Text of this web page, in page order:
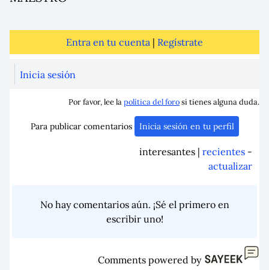
Entra en tu cuenta | Regístrate
Inicia sesión
Por favor, lee lapolítica del forosi tienes alguna duda.
Para publicar comentarios Inicia sesión en tu perfil
interesantes | recientes -
actualizar
No hay comentarios aún. ¡Sé el primero en
escribir uno!
Comments powered by